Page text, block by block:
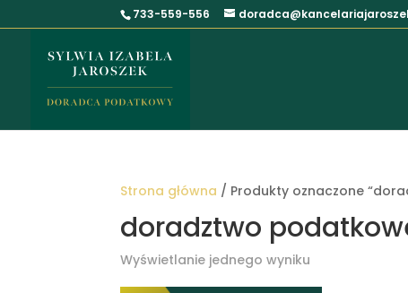
733-559-556
Strona główna / Produkty oznaczone
doradztwo
Wyświetlanie jednego wyniku